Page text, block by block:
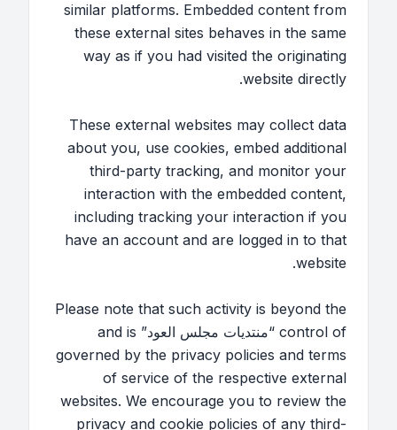
similar platforms. Embedded content from
these external sites behaves in the same
way as if you had visited the originating
website directly.
These external websites may collect data
about you, use cookies, embed additional
third-party tracking, and monitor your
interaction with the embedded content,
including tracking your interaction if you
have an account and are logged in to that
website.
Please note that such activity is beyond the
control of “منتديات مجلس العود” and is
governed by the privacy policies and terms
of service of the respective external
websites. We encourage you to review the
privacy and cookie policies of any third-